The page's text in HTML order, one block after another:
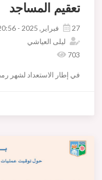
تعقيم المساجد
27 فبراير, 2025 - 20:56
ليلى العياشي
703
في إطار الاستعداد لشهر